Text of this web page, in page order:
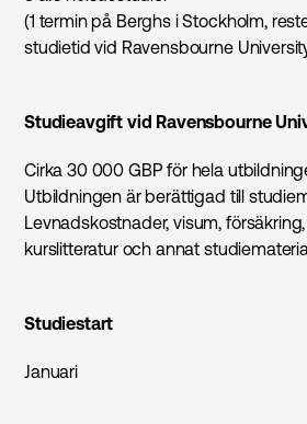
(1 termin på Berghs i Stockholm,
studietid vid Ravensbourne
Studieavgift vid Ravensbourne
Cirka 30 000 GBP för hela
Utbildningen är berättigad till
Levnadskostnader, visum,
kurslitteratur och annat
Studiestart
Januari